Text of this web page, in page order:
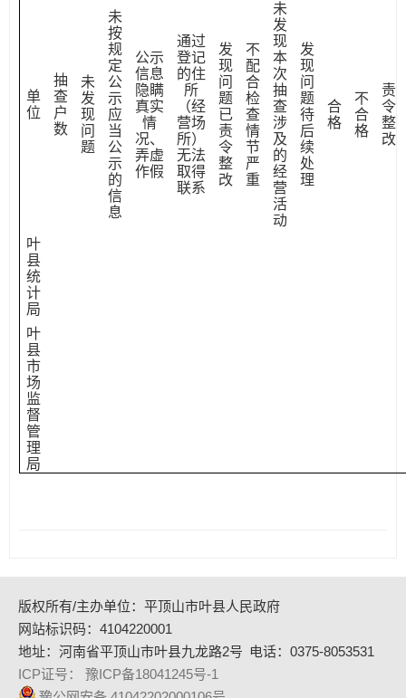
单
位
抽
查
户
数
未
发
现
问
题
未
按
规
定
公
示
应
当
公
示
的
信
息
公示
信息
隐瞒
真实
情
况、
弄虚
作假
通过
登记
的住
所
（经
营场
所）
无法
取得
联系
发
现
问
题
已
责
令
整
改
不
配
合
检
查
情
节
严
重
未
发
现
本
次
抽
查
涉
及
的
经
营
活
动
发
现
问
题
待
后
续
处
理
合
格
不
合
格
责
令
整
改
叶
县
统
计
局
叶
县
市
场
监
督
管
理
局
版权所有/主办单位：平顶山市叶县人民政府
网站标识码：4104220001
地址：河南省平顶山市叶县九龙路2号 电话：0375-8053531
ICP证号： 豫ICP备18041245号-1